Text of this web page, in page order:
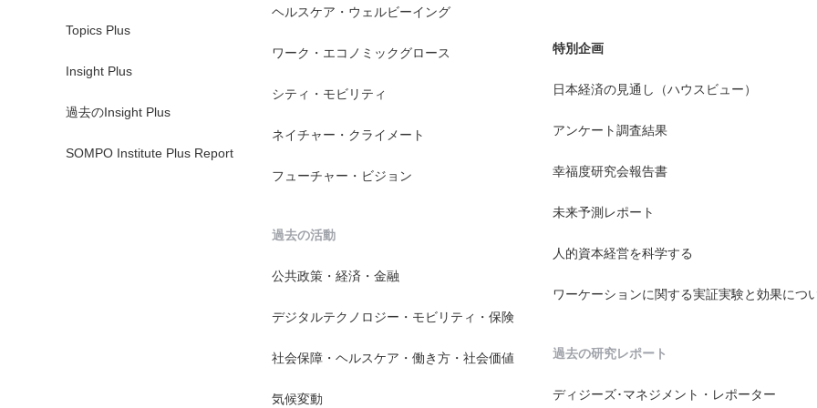
Topics Plus
Insight Plus
過去のInsight Plus
SOMPO Institute Plus Report
ヘルスケア・ウェルビーイング
ワーク・エコノミックグロース
シティ・モビリティ
ネイチャー・クライメート
フューチャー・ビジョン
過去の活動
公共政策・経済・金融
デジタルテクノロジー・モビリティ・保険
社会保障・ヘルスケア・働き方・社会価値
気候変動
特別企画
日本経済の見通し（ハウスビュー）
アンケート調査結果
幸福度研究会報告書
未来予測レポート
人的資本経営を科学する
ワーケーションに関する実証実験と効果につ
過去の研究レポート
ディジーズ･マネジメント・レポーター